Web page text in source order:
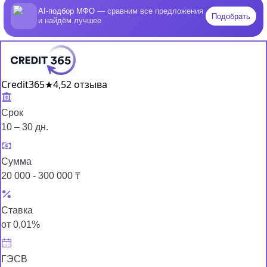
AI-подбор МФО — сравним все предложения
и найдём лучшее
Подобрать
Credit365★4,52 отзыва
Срок
10 – 30 дн.
Сумма
20 000 - 300 000 ₸
Ставка
от 0,01%
ГЭСВ